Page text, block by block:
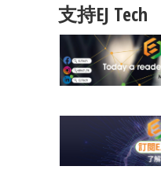
支持EJ Tech